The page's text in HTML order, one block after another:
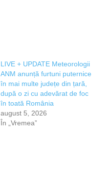
LIVE + UPDATE Meteorologii
ANM anunță furtuni puternice
în mai multe județe din țară,
după o zi cu adevărat de foc
în toată România
august 5, 2026
În „Vremea”